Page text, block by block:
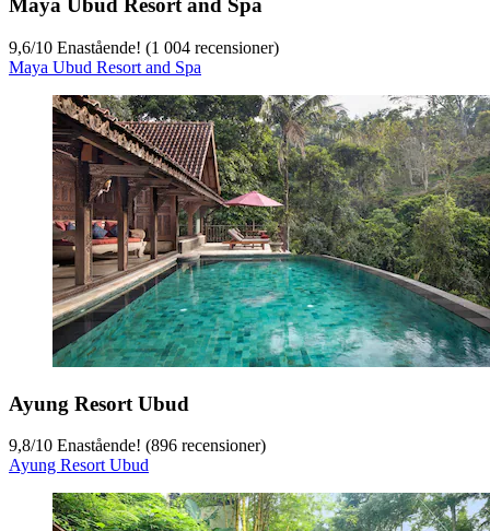
Maya Ubud Resort and Spa
9,6/10 Enastående! (1 004 recensioner)
Maya Ubud Resort and Spa
Ayung Resort Ubud
9,8/10 Enastående! (896 recensioner)
Ayung Resort Ubud